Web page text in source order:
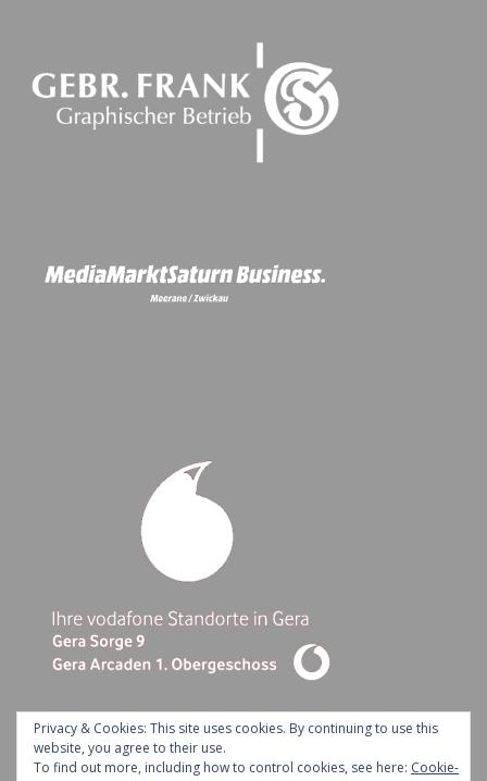
Privacy & Cookies: This site uses cookies. By continuing to use this
website, you agree to their use.
To find out more, including how to control cookies, see here: Cookie-